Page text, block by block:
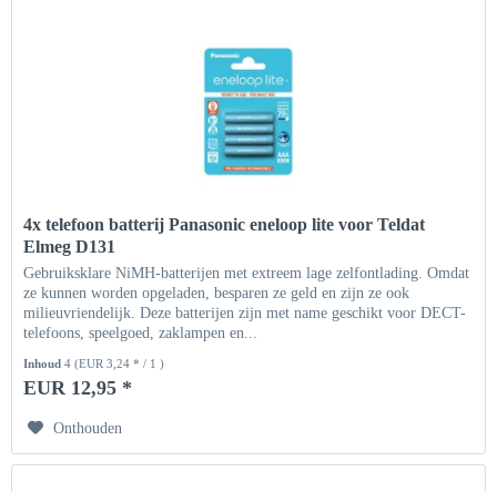
4x telefoon batterij Panasonic eneloop lite voor Teldat
Elmeg D131
Gebruiksklare NiMH-batterijen met extreem lage zelfontlading. Omdat
ze kunnen worden opgeladen, besparen ze geld en zijn ze ook
milieuvriendelijk. Deze batterijen zijn met name geschikt voor DECT-
telefoons, speelgoed, zaklampen en...
Inhoud4(EUR 3,24 * / 1 )
EUR 12,95 *
Onthouden